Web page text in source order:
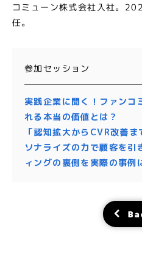
コミューン株式会社入社。
任。
参加セッション
実践企業に聞く！ファンコ
れる本当の価値とは？
「認知拡大からCVR改善
ソナライズの力で顧客を引
ィングの裏側を実際の事例